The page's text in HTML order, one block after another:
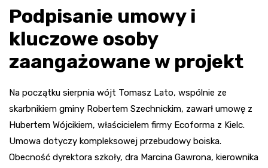
Podpisanie umowy i
kluczowe osoby
zaangażowane w projekt
Na początku sierpnia wójt Tomasz Lato, wspólnie ze
skarbnikiem gminy Robertem Szechnickim, zawarł umowę z
Hubertem Wójcikiem, właścicielem firmy Ecoforma z Kielc.
Umowa dotyczy kompleksowej przebudowy boiska.
Obecność dyrektora szkoły, dra Marcina Gawrona, kierownika